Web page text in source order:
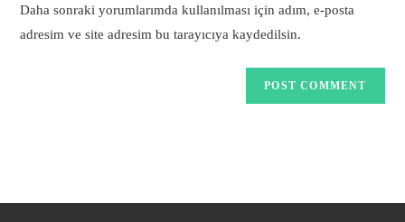
Daha sonraki yorumlarımda kullanılması için adım, e-posta
adresim ve site adresim bu tarayıcıya kaydedilsin.